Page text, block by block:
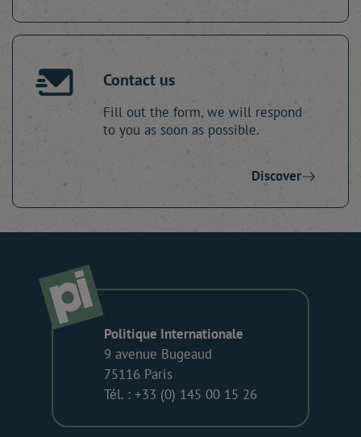
Contact us
Fill out the form, we will respond
to you as soon as possible.
Discover
Politique Internationale
9 avenue Bugeaud
75116 Paris
Tél. : +33 (0) 145 00 15 26